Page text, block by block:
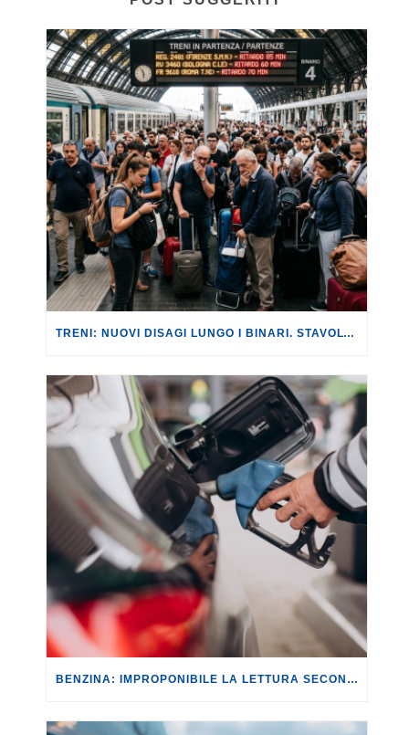
TRENI: NUOVI DISAGI LUNGO I BINARI. STAVOLTA SULLA LINEA AV ROMA-NAPOLI, CON RITARDI FINO A 180 MINUTI.
BENZINA: IMPROPONIBILE LA LETTURA SECONDO CUI PROROGARE IL TAGLIO DELLE ACCISE SIGNIFICA TASSARE TUTTI I CITTADINI.